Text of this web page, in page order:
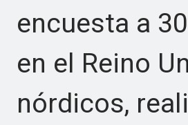
encuesta a
en el Reino
nórdicos,